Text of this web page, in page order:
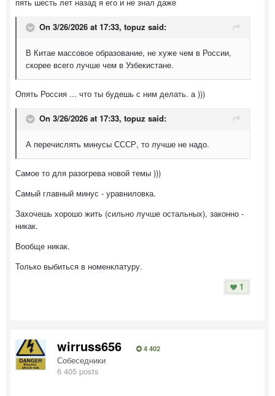
On 3/26/2026 at 17:33, topuz said:
В Китае массовое образование, не хуже чем в России,
скорее всего лучше чем в Узбекистане.
Опять Россия ... что ты будешь с ним делать. а )))
On 3/26/2026 at 17:33, topuz said:
А перечислять минусы СССР, то лучше не надо.
Самое то для разогрева новой темы )))
Самый главный минус - уравниловка.
Захочешь хорошо жить (сильно лучше остальных), законно -
никак.
Вообще никак.
Только выбиться в номенклатуру.
1
wirruss656 4 402
Собеседники
6 405 posts